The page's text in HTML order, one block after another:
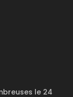
le 24